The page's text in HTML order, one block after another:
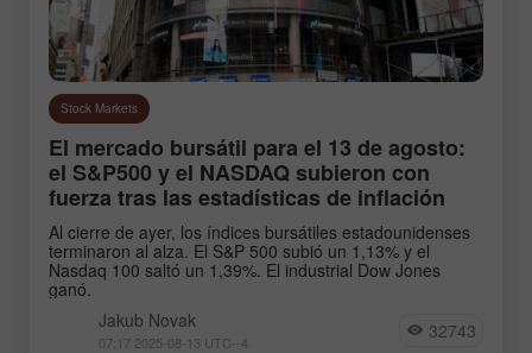
Instruments:
EURUSD
USDCHF
USDCAD
USDJPY
AUDUSD
GBPJPY
EURGBP
EURJPY
NZDUSD
Gold
Stock Markets
El mercado bursátil para el 13 de agosto:
el S&P500 y el NASDAQ subieron con
fuerza tras las estadísticas de inflación
Al cierre de ayer, los índices bursátiles estadounidenses
terminaron al alza. El S&P 500 subió un 1,13% y el
Nasdaq 100 saltó un 1,39%. El industrial Dow Jones
ganó.
Jakub Novak
07:17 2025-08-13 UTC--4 32743